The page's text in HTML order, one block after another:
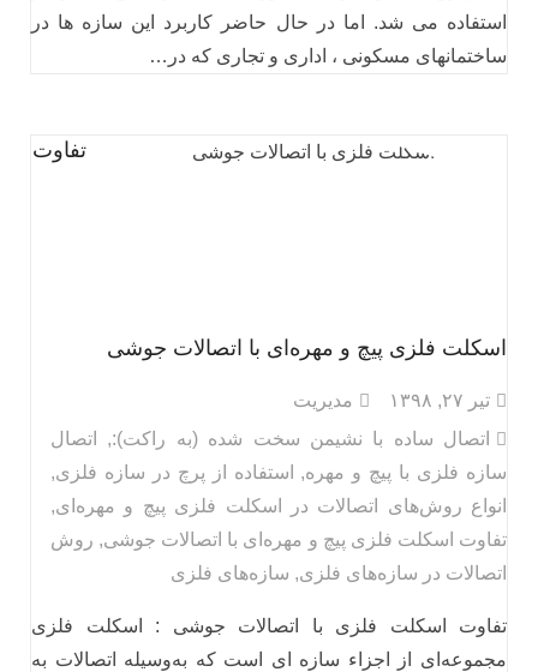
استفاده می شد. اما در حال حاضر کاربرد این سازه ها در
ساختمانهای مسکونی ، اداری و تجاری که در…
تفاوت
اسکلت فلزی پیچ و مهره‌ای با اتصالات جوشی
تیر ۲۷, ۱۳۹۸
مدیریت
اتصال ساده با نشیمن سخت شده (به راکت):,
اتصال
سازه فلزی با پیچ و مهره, استفاده از پرچ در سازه فلزی,
انواع روش‌های اتصالات در اسکلت فلزی پیچ و مهره‌ای,
تفاوت اسکلت فلزی پیچ و مهره‌ای با اتصالات جوشی, روش‌
اتصالات در سازه‌های فلزی, سازه‌های فلزی
تفاوت اسکلت فلزی با اتصالات جوشی : اسکلت فلزی
مجموعه‌ای از اجزاء سازه ای است که به‌وسیله اتصالات به